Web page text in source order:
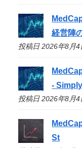
経営陣
投稿日 2026年8月4
-
投稿日 2026年8月4
St